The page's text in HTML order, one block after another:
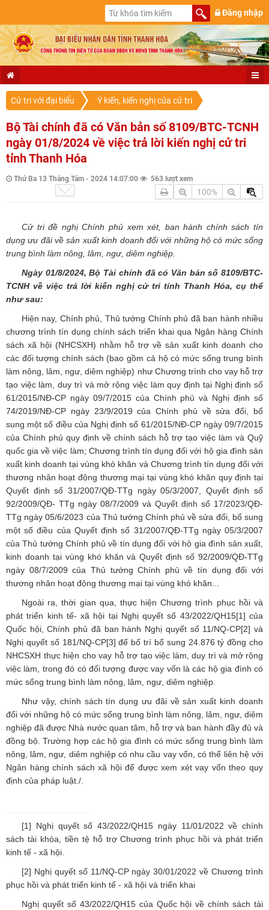
Đăng nhập
Cử tri với đại biểu Ý kiến, kiến nghị của cử tri
Bộ Tài chính đã có Văn bản số 8109/BTC-TCNH
ngày 01/8/2024 về việc trả lời kiến nghị cử tri
tỉnh Thanh Hóa
Thứ Ba 13 Tháng Tám - 2024 14:07:00 563 lượt xem
100%
Cử tri đề nghị Chính phủ xem xét, ban hành chính sách tín
dụng ưu đãi về sản xuất kinh doanh đối với những hộ có mức sống
trung bình làm nông, lâm, ngư, diêm nghiệp.
Ngày 01/8/2024, Bộ Tài chính đã có Văn bản số8109/BTC-
TCNH về việc trả lời kiến nghị cử tritỉnh Thanh Hóa, cụ thể
như sau:
Hiện nay, Chính phủ, Thủ tướng Chính phủ đã ban hành nhiều
chương trình tín dụng chính sách triển khai qua Ngân hàng Chính
sách xã hội (NHCSXH) nhằm hỗ trợ về sản xuất kinh doanh cho
các đối tượng chính sách (bao gồm cả hộ có mức sống trung bình
làm nông, lâm, ngư, diêm nghiệp) như Chương trình cho vay hỗ trợ
tạo việc làm, duy trì và mở rộng việc làm quy định tại Nghị định số
61/2015/NĐ-CP ngày 09/7/2015 của Chính phủ và Nghị định số
74/2019/NĐ-CP ngày 23/9/2019 của Chính phủ về sửa đổi, bổ
sung một số điều của Nghị định số 61/2015/NĐ-CP ngày 09/7/2015
của Chính phủ quy định về chính sách hỗ trợ tạo việc làm và Quỹ
quốc gia về việc làm; Chương trình tín dụng đối với hộ gia đình sản
xuất kinh doanh tại vùng khó khăn và Chương trình tín dụng đối với
thương nhân hoạt động thương mại tại vùng khó khăn quy định tại
Quyết định số 31/2007/QĐ-TTg ngày 05/3/2007, Quyết định số
92/2009/QĐ- TTg ngày 08/7/2009 và Quyết định số 17/2023/QĐ-
TTg ngày 05/6/2023 của Thủ tướng Chính phủ về sửa đổi, bổ sung
một số điều của Quyết định số 31/2007/QĐ-TTg ngày 05/3/2007
của Thủ tướng Chính phủ về tín dụng đối với hộ gia đình sản xuất,
kinh doanh tại vùng khó khăn và Quyết định số 92/2009/QĐ-TTg
ngày 08/7/2009 của Thủ tướng Chính phủ về tín dụng đối với
thương nhân hoạt động thương mại tại vùng khó khăn...
Ngoài ra, thời gian qua, thực hiện Chương trình phục hồi và
phát triển kinh tế- xã hội tại Nghị quyết số 43/2022/QH15[1] của
Quốc hội, Chính phủ đã ban hành Nghị quyết số 11/NQ-CP[2] và
Nghị quyết số 181/NQ-CP[3] để bố trí bổ sung 24.876 tỷ đồng cho
NHCSXH thực hiện cho vay hỗ trợ tạo việc làm, duy trì và mở rộng
việc làm, trong đó có đối tượng được vay vốn là các hộ gia đình có
mức sống trung bình làm nông, lâm, ngư, diêm nghiệp.
Như vậy, chính sách tín dụng ưu đãi về sản xuất kinh doanh
đối với những hộ có mức sống trung bình làm nông, lâm, ngư, diêm
nghiệp đã được Nhà nước quan tâm, hỗ trợ và ban hành đầy đủ và
đồng bộ. Trường hợp các hộ gia đình có mức sống trung bình làm
nông, lâm, ngư, diêm nghiệp có nhu cầu vay vốn, có thể liên hệ với
Ngân hàng chính sách xã hội để được xem xét vay vốn theo quy
định của pháp luật./.
[1] Nghị quyết số 43/2022/QH15 ngày 11/01/2022 về chính
sách tài khóa, tiền tệ hỗ trợ Chương trình phục hồi và phát triển
kinh tế - xã hội.
[2] Nghị quyết số 11/NQ-CP ngày 30/01/2022 về Chương trình
phục hồi và phát triển kinh tế - xã hội và triển khai
Nghị quyết số 43/2022/QH15 của Quốc hội về chính sách tài